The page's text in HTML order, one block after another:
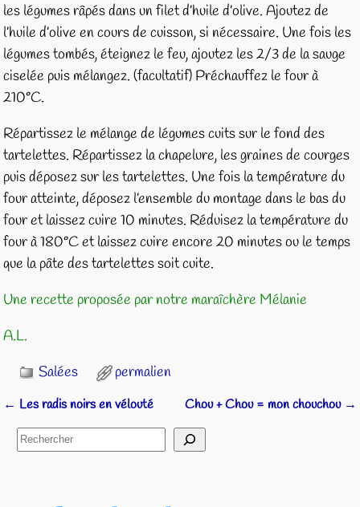
les légumes râpés dans un filet d’huile d’olive. Ajoutez de
l’huile d’olive en cours de cuisson, si nécessaire. Une fois les
légumes tombés, éteignez le feu, ajoutez les 2/3 de la sauge
ciselée puis mélangez. (facultatif) Préchauffez le four à
210°C.
Répartissez le mélange de légumes cuits sur le fond des
tartelettes. Répartissez la chapelure, les graines de courges
puis déposez sur les tartelettes. Une fois la température du
four atteinte, déposez l’ensemble du montage dans le bas du
four et laissez cuire 10 minutes. Réduisez la température du
four à 180°C et laissez cuire encore 20 minutes ou le temps
que la pâte des tartelettes soit cuite.
Une recette proposée par notre maraîchère Mélanie
A.L.
Salées
permalien
Navigation des articles
← Les radis noirs en vélouté Chou + Chou = mon chouchou →